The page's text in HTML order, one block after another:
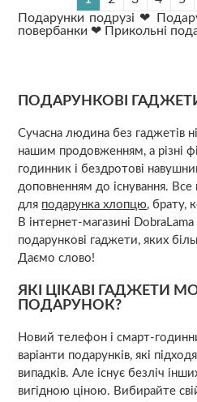
Подарунки подрузі ❤
повербанки ❤ Прикольні
ПОДАРУНКОВІ
Сучасна людина без гаджетів
нашим продовженням, а різні
годинник і бездротові
доповненням до існування. Все
для подарунка хлопцю, брату,
В інтернет-магазині
подарункові гаджети, яких
Даємо слово!
ЯКІ ЦІКАВІ ГАДЖЕТИ
ПОДАРУНОК?
Новий телефон і смарт-
варіанти подарунків, які
випадків. Але існує безліч
вигідною ціною. Вибирайте